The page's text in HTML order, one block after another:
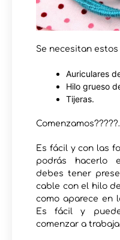
Se necesitan
Auriculares
Hilo grueso
Tijeras.
Es fácil y con las
podrás hacerlo
debes tener
cable con el hilo
como aparece en
Es fácil y
comenzar a